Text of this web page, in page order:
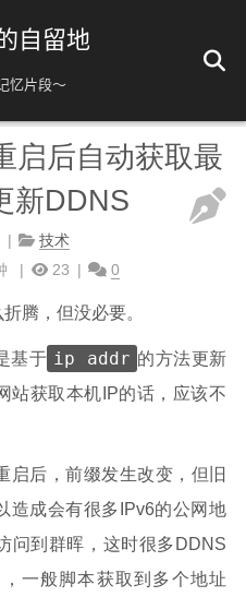
自留地
忆片段～
236
启后自动获取最
新DDNS
技术
23 0
腾，但没必要。
基于 ip addr 的方法更新
站获取本机IP的话，应该不
启后，前缀发生改变，但旧
造成会有很多IPv6的公网地
问到群晖，这时很多DDNS
一般脚本获取到多个地址